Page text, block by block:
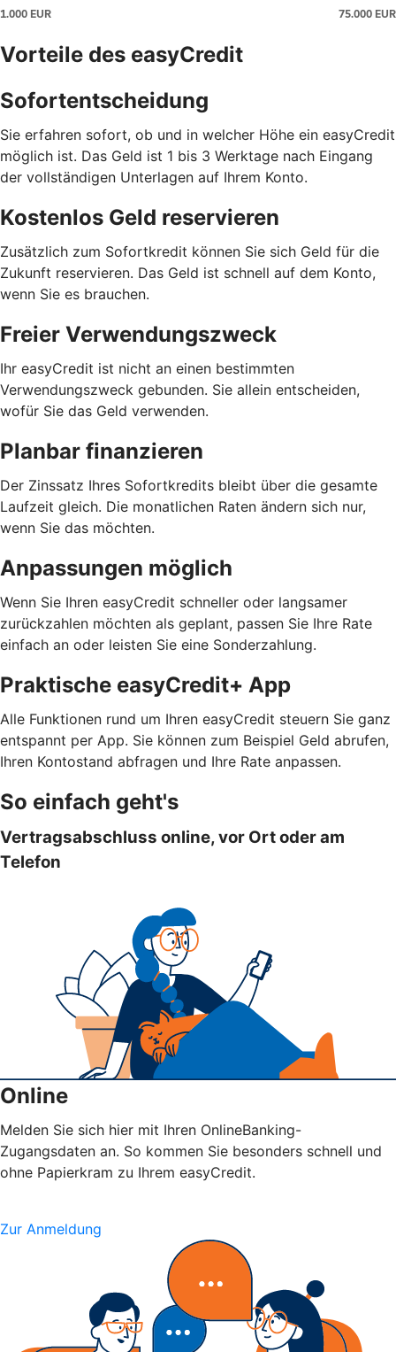
Vorteile des easyCredit
Sofortentscheidung
Sie erfahren sofort, ob und in welcher Höhe ein easyCredit
möglich ist. Das Geld ist 1 bis 3 Werktage nach Eingang
der vollständigen Unterlagen auf Ihrem Konto.
Kostenlos Geld reservieren
Zusätzlich zum Sofortkredit können Sie sich Geld für die
Zukunft reservieren. Das Geld ist schnell auf dem Konto,
wenn Sie es brauchen.
Freier Verwendungszweck
Ihr easyCredit ist nicht an einen bestimmten
Verwendungszweck gebunden. Sie allein entscheiden,
wofür Sie das Geld verwenden.
Planbar finanzieren
Der Zinssatz Ihres Sofortkredits bleibt über die gesamte
Laufzeit gleich. Die monatlichen Raten ändern sich nur,
wenn Sie das möchten.
Anpassungen möglich
Wenn Sie Ihren easyCredit schneller oder langsamer
zurückzahlen möchten als geplant, passen Sie Ihre Rate
einfach an oder leisten Sie eine Sonderzahlung.
Praktische easyCredit+ App
Alle Funktionen rund um Ihren easyCredit steuern Sie ganz
entspannt per App. Sie können zum Beispiel Geld abrufen,
Ihren Kontostand abfragen und Ihre Rate anpassen.
So einfach geht's
Vertragsabschluss online, vor Ort oder am
Telefon
Online
Melden Sie sich hier mit Ihren OnlineBanking-
Zugangsdaten an. So kommen Sie besonders schnell und
ohne Papierkram zu Ihrem easyCredit.
Zur Anmeldung